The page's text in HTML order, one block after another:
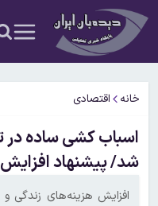
خانه اقتصادی
شد/ پیشنهاد افزایش ۹۰ درصدی تعرفه ها
افزایش هزینه‌های زندگی و